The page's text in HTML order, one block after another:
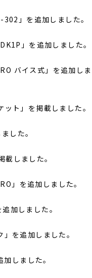
」を追加しました。
」を追加しました。
バイス式」を追加しま
ト」を掲載しました。
した。
しました。
」を追加しました。
加しました。
を追加しました。
しました。